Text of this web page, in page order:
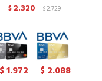
$ 2.320 $2.729
$1.972 $ 2.088